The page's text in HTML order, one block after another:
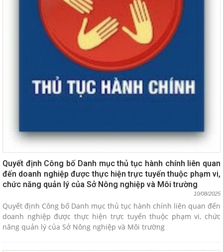
Quyết định Công bố Danh mục thủ tục hành chính liên quan
đến doanh nghiệp được thực hiện trực tuyến thuộc phạm vi,
chức năng quản lý của Sở Nông nghiệp và Môi trường
10/08/2025
Quyết định Công bố Danh mục thủ tục hành chính liên quan đến
doanh nghiệp được thực hiện trực tuyến thuộc phạm vi, chức
năng quản lý của Sở Nông nghiệp và Môi trường